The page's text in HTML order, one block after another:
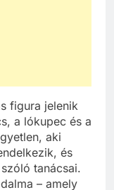
figura jelenik
a lókupec és a
aki
és
tanácsai.
– amely